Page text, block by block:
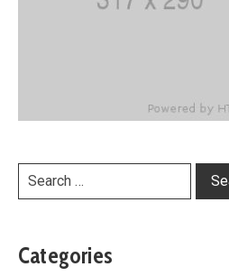
Categories